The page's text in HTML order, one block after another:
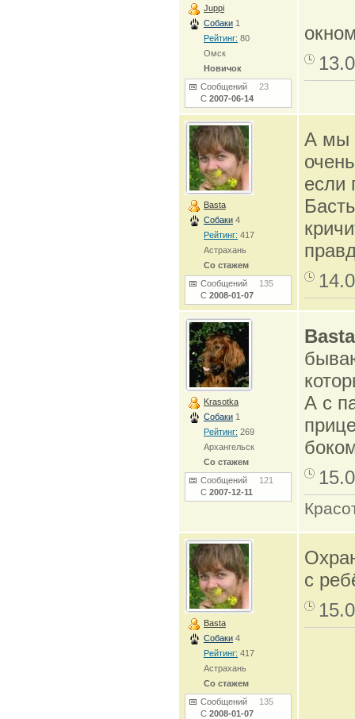
Juppi
Собаки 1
Рейтинг: 80
Омск
Новичок
Сообщений 23
С 2007-06-14
Basta
Собаки 4
Рейтинг: 417
Астрахань
Со стажем
Сообщений 135
С 2008-01-07
А мы
если
Krasotka
Собаки 1
Рейтинг: 269
Архангельск
Со стажем
Сообщений 121
С 2007-12-11
Basta
А с
Basta
Собаки 4
Рейтинг: 417
Астрахань
Со стажем
Сообщений 135
С 2008-01-07
с